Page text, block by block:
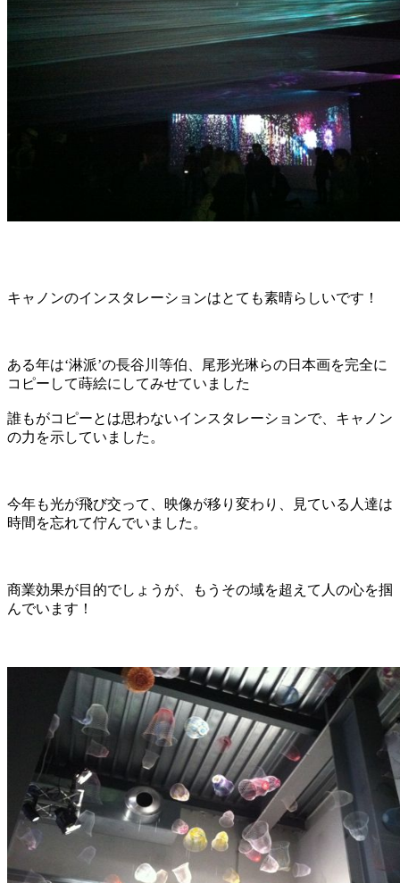
キャノンのインスタレーションはとても素晴らしいです！
ある年は‘淋派’の長谷川等伯、尾形光琳らの日本画を完全に
コピーして蒔絵にしてみせていました
誰もがコピーとは思わないインスタレーションで、キャノン
の力を示していました。
今年も光が飛び交って、映像が移り変わり、見ている人達は
時間を忘れて佇んでいました。
商業効果が目的でしょうが、もうその域を超えて人の心を掴
んでいます！